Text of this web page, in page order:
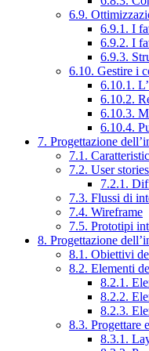
6.9.
6.9.1. I
6.9.2. I
6.9.3.
6.10. Gestire i
6.10.1.
6.10.2.
6.10.3.
6.10.4.
7. Progettazione
7.1.
7.2. User
7.2.1.
7.3. Flussi di
7.4. Wireframe
7.5. Prototipi
8. Progettazione
8.1. Obiettivi
8.2. Elementi
8.2.1.
8.2.2.
8.2.3.
8.3. Progettare
8.3.1.